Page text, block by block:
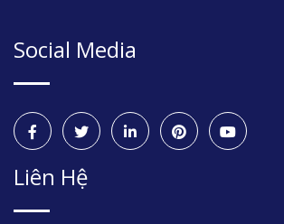
Social Media
Liên Hệ